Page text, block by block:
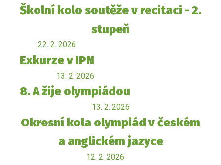
Školní kolo soutěže v recitaci - 2.
stupeň
22. 2. 2026
Exkurze v IPN
13. 2. 2026
8. A žije olympiádou
13. 2. 2026
Okresní kola olympiád v českém
a anglickém jazyce
12. 2. 2026